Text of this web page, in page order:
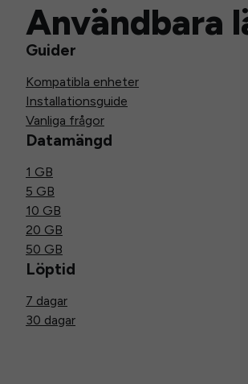
Användbara
Guider
Kompatibla enheter
Installationsguide
Vanliga frågor
Datamängd
1 GB
5 GB
10 GB
20 GB
50 GB
Löptid
7 dagar
30 dagar